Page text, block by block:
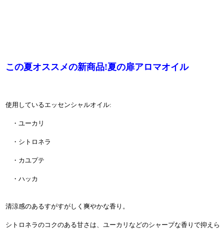
この夏オススメの新商品!夏の扉アロマオイル
使用しているエッセンシャルオイル:
・ユーカリ
・シトロネラ
・カユプテ
・ハッカ
清涼感のあるすがすがしく爽やかな香り。
シトロネラのコクのある甘さは、ユーカリなどのシャープな香りで抑えら